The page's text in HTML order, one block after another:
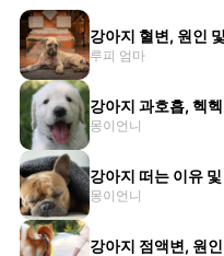
강아지 혈변, 원인
루피 엄마
강아지 과호흡, 헥
몽이언니
강아지 떠는 이유
몽이언니
강아지 점액변, 원